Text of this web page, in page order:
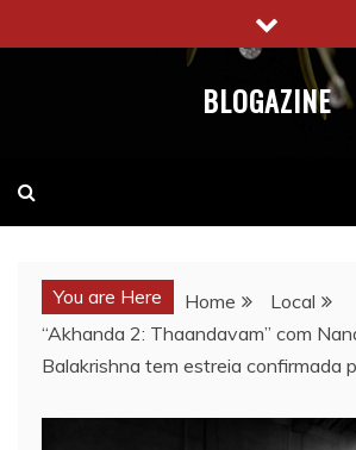
to
BLOGAZINE
You are Here Home
Local
“Akhanda 2: Thaandavam” com
Balakrishna tem estreia confirmada